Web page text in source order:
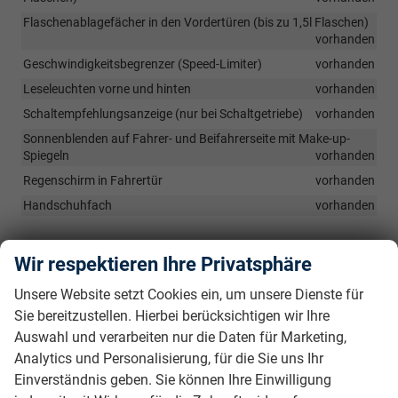
Flaschenablagefächer in den Vordertüren (bis zu 1,5l Flaschen)
vorhanden
Geschwindigkeitsbegrenzer (Speed-Limiter)
vorhanden
Leseleuchten vorne und hinten
vorhanden
Schaltempfehlungsanzeige (nur bei Schaltgetriebe)
vorhanden
Sonnenblenden auf Fahrer- und Beifahrerseite mit Make-up-
Spiegeln
vorhanden
Regenschirm in Fahrertür
vorhanden
Handschuhfach
vorhanden
Infotainment & Kommunikation
8" Virtual Cockpit
vorhanden
2x USB-Anschluss (Typ-C) vorn
vorhanden
8,2" Infotainmentsystem, Kapazitives Multitouch-Display
Wir respektieren Ihre Privatsphäre
Unsere Website setzt Cookies ein, um unsere Dienste für
Sie bereitzustellen. Hierbei berücksichtigen wir Ihre
Auswahl und verarbeiten nur die Daten für Marketing,
Analytics und Personalisierung, für die Sie uns Ihr
Einverständnis geben. Sie können Ihre Einwilligung